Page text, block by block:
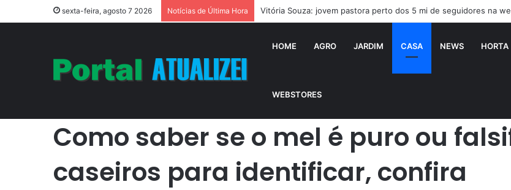
sexta-feira, agosto 7 2026 Notícias de Última Hora Açaí falsificado! Polícia fecha fábrica em Várzea Grande
HOME AGRO JARDIM CASA NEWS HORTA
WEBSTORES
Início/ Casa /Como saber se o mel é puro ou falsificado? 3 testes caseiros para identificar, confira
Como saber se o mel é puro ou
caseiros para identificar, confira